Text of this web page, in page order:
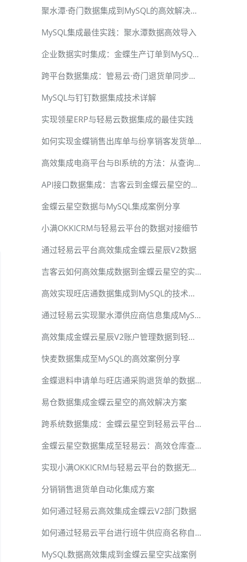
聚水潭·奇门数据集成到MySQL的高效解决方案
MySQL集成最佳实践：聚水潭数据高效导入
企业数据实时集成：金蝶生产订单到MySQL的成功实现
跨平台数据集成：管易云·奇门退货单同步金蝶云星空
MySQL与钉钉数据集成技术详解
实现领星ERP与轻易云数据集成的最佳实践
如何实现金蝶销售出库单与纷享销客发货单的数据集成
高效集成电商平台与BI系统的方法：从查询到导入
API接口数据集成：吉客云到金蝶云星空的调拨退回方案
金蝶云星空数据与MySQL集成案例分享
小满OKKICRM与轻易云平台的数据对接细节
通过轻易云平台高效集成金蝶云星辰V2数据
吉客云如何高效集成数据到金蝶云星空的实战案例
高效实现旺店通数据集成到MySQL的技术实践
通过轻易云实现聚水潭供应商信息集成MySQL
高效集成金蝶云星辰V2账户管理数据到轻易云平台
快麦数据集成至MySQL的高效案例分享
金蝶退料申请单与旺店通采购退货单的数据集成方案
易仓数据集成金蝶云星空的高效解决方案
跨系统数据集成：金蝶云星空到轻易云平台的完整方案
金蝶云星空数据集成至轻易云：高效仓库查询案例解读
实现小满OKKICRM与轻易云平台的数据无缝对接
分销销售退货单自动化集成方案
如何通过轻易云高效集成金蝶云V2部门数据
如何通过轻易云平台进行班牛供应商名称自动获取与整合
MySQL数据高效集成到金蝶云星空实战案例